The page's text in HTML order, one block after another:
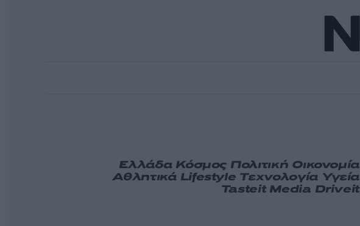
Ελλάδα Κόσμος Πολιτική Οικονομία
Αθλητικά Lifestyle Τεχνολογία Υγεία
Tasteit Media Driveit